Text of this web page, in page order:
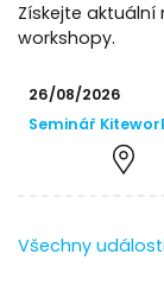
Získejte
workshopy.
26/08/2026
Seminář
Všechny události